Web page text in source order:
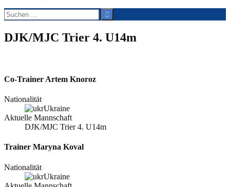
Suchen
nach:
DJK/MJC Trier 4. U14m
Co-Trainer Artem Knoroz
Nationalität
Ukraine
Aktuelle Mannschaft
DJK/MJC Trier 4. U14m
Trainer Maryna Koval
Nationalität
Ukraine